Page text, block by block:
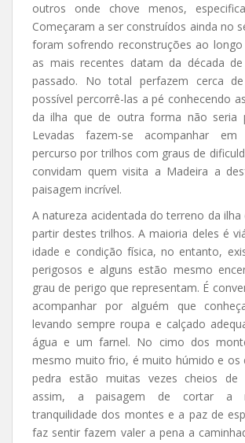
outros onde chove menos,
Começaram a ser construídos ainda no
foram sofrendo reconstruções ao
as mais recentes datam da década
passado. No total perfazem cerca
possível percorrê-las a pé conhecendo
da ilha que de outra forma não seria
Levadas fazem-se acompanhar
percurso por trilhos com graus de
convidam quem visita a Madeira a
paisagem incrível.
A natureza acidentada do terreno da ilha
partir destes trilhos. A maioria deles é
idade e condição física, no entanto,
perigosos e alguns estão mesmo
grau de perigo que representam. É
acompanhar por alguém que
levando sempre roupa e calçado
água e um farnel. No cimo dos
mesmo muito frio, é muito húmido e os
pedra estão muitas vezes cheios de
assim, a paisagem de cortar a
tranquilidade dos montes e a paz de
faz sentir fazem valer a pena a